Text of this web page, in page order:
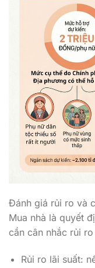
Đánh giá rủi ro và
Mua nhà là quyết
cần cân nhắc rủi
Rủi ro lãi suất: